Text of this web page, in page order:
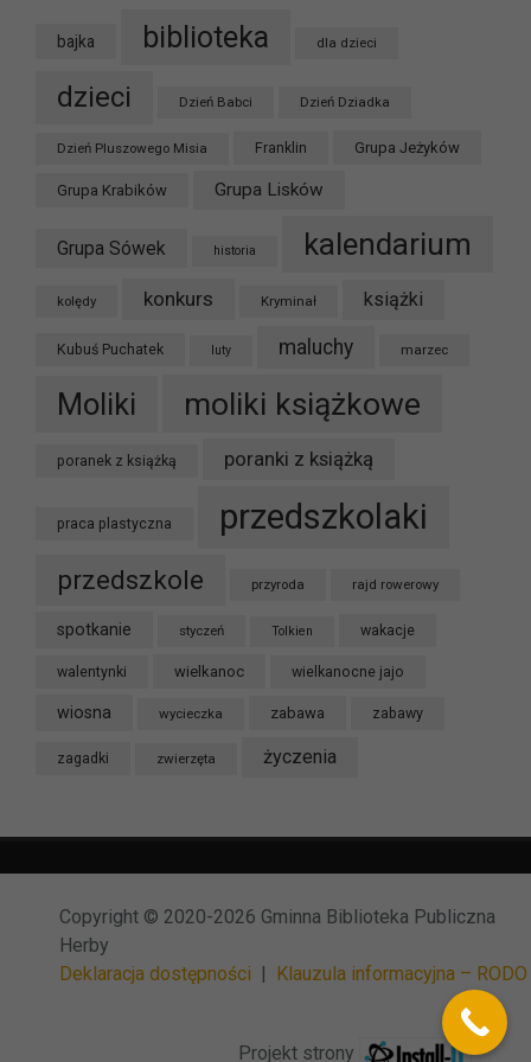
bajka biblioteka dla dzieci
dzieci Dzień Babci Dzień Dziadka
Dzień Pluszowego Misia Franklin Grupa Jeżyków
Grupa Krabików Grupa Lisków
Grupa Sówek historia kalendarium
kolędy konkurs Kryminał książki
Kubuś Puchatek luty maluchy marzec
Moliki moliki książkowe
poranek z książką poranki z książką
praca plastyczna przedszkolaki
przedszkole przyroda rajd rowerowy
spotkanie styczeń Tolkien wakacje
walentynki wielkanoc wielkanocne jajo
wiosna wycieczka zabawa zabawy
zagadki zwierzęta życzenia
Copyright © 2020-2026 Gminna Biblioteka Publiczna
Herby
Deklaracja dostępności | Klauzula informacyjna – RODO
Projekt strony